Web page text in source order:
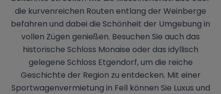
die kurvenreichen Routen entlang der Weinberge
befahren und dabei die Schönheit der Umgebung in
vollen Zügen genießen. Besuchen Sie auch das
historische Schloss Monaise oder das idyllisch
gelegene Schloss Etgendorf, um die reiche
Geschichte der Region zu entdecken. Mit einer
Sportwagenvermietung in Fell können Sie Luxus und